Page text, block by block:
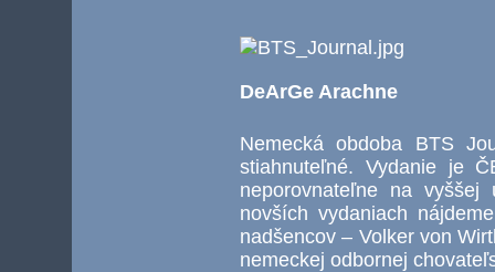
DeArGe Arachne
Nemecká obdoba BTS
stiahnuteľné. Vydanie je
neporovnateľne na vyššej
novších vydaniach
nadšencov – Volker von
nemeckej odbornej